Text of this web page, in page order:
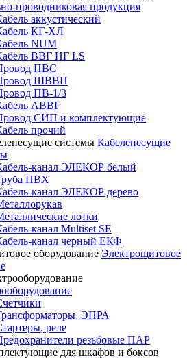
проводниковая продукция
аккустический
КГ-ХЛ
NUM
ВВГ НГ LS
ПВС
ШВВП
ПВ-1/3
АВВГ
СИП и комплектующие
прочий
Кабеленесущие
канал ЭЛЕКОР белый
ПВХ
канал ЭЛЕКОР дерево
лотки
канал Multiset SE
канал черный ЕКФ
Электрощитовое
ЭПРА
реле
резьбовые ПАР